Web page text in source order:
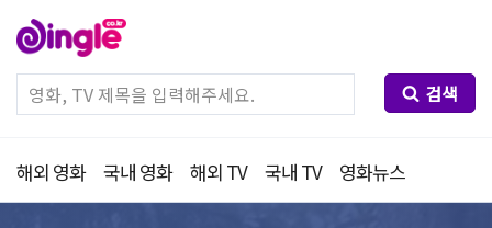
검색
해외 영화 국내 영화 해외 TV 국내 TV 영화뉴스